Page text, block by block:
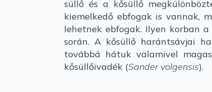
süllő és a kősüllő
kiemelkedő ebfogak is vannak,
lehetnek ebfogak. Ilyen korban
során. A kősüllő harántsávjai
továbbá hátuk valamivel
kősüllőivadék (Sander volgensis).